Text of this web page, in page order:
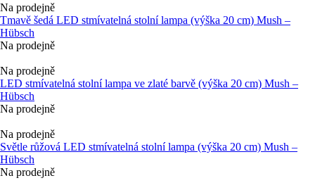
Na prodejně
Tmavě šedá LED stmívatelná stolní lampa (výška 20 cm) Mush –
Hübsch
Na prodejně
Na prodejně
LED stmívatelná stolní lampa ve zlaté barvě (výška 20 cm) Mush –
Hübsch
Na prodejně
Na prodejně
Světle růžová LED stmívatelná stolní lampa (výška 20 cm) Mush –
Hübsch
Na prodejně